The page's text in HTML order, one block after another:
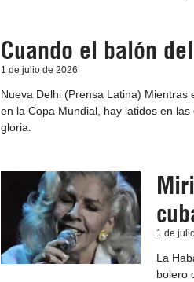
Cuando el balón
1 de julio de 2026
Nueva Delhi (Prensa Latina)
en la Copa Mundial, hay latidos en
gloria.
1 de
La
bolero